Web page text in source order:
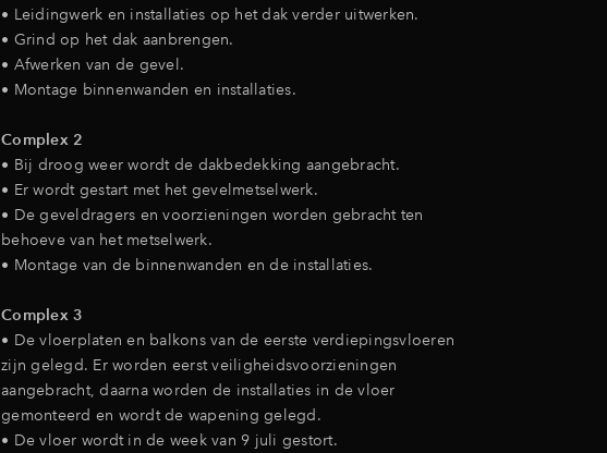
• Leidingwerk en installaties op het dak verder uitwerken.
• Grind op het dak aanbrengen.
• Afwerken van de gevel.
• Montage binnenwanden en installaties.
Complex 2
• Bij droog weer wordt de dakbedekking aangebracht.
• Er wordt gestart met het gevelmetselwerk.
• De geveldragers en voorzieningen worden gebracht ten
behoeve van het metselwerk.
• Montage van de binnenwanden en de installaties.
Complex 3
• De vloerplaten en balkons van de eerste verdiepingsvloeren
zijn gelegd. Er worden eerst veiligheidsvoorzieningen
aangebracht, daarna worden de installaties in de vloer
gemonteerd en wordt de wapening gelegd.
• De vloer wordt in de week van 9 juli gestort.